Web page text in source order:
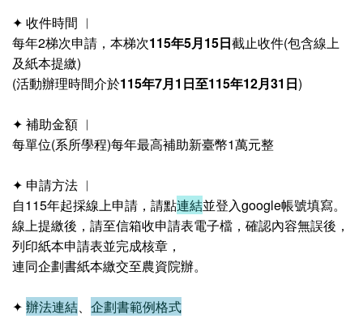
✦ 收件時間 ︱
每年2梯次申請，本梯次115年5月15日截止收件(包含線上
及紙本提繳)
(活動辦理時間介於115年7月1日至115年12月31日)
✦ 補助金額 ︱
每單位(系所學程)每年最高補助新臺幣1萬元整
✦ 申請方法 ︱
自115年起採線上申請，請點連結並登入google帳號填寫。
線上提繳後，請至信箱收申請表電子檔，確認內容無誤後，
列印紙本申請表並完成核章，
連同企劃書紙本繳交至農資院辦。
✦ 辦法連結、 企劃書範例格式